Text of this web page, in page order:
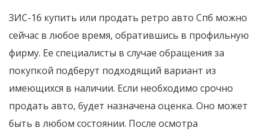
ЗИС-16 купить или продать ретро авто Спб можно
сейчас в любое время, обратившись в профильную
фирму. Ее специалисты в случае обращения за
покупкой подберут подходящий вариант из
имеющихся в наличии. Если необходимо срочно
продать авто, будет назначена оценка. Оно может
быть в любом состоянии. После осмотра